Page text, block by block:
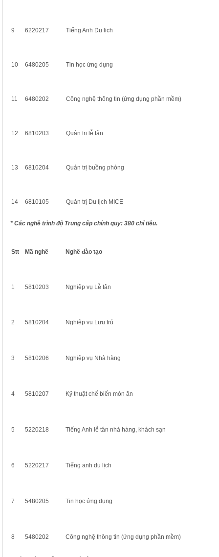
9 6220217 Tiếng Anh Du lịch
10 6480205 Tin học ứng dụng
11 6480202 Công nghệ thông tin (ứng dụng phần mềm)
12 6810203 Quản trị lễ tân
13 6810204 Quản trị buồng phòng
14 6810105 Quản trị Du lịch MICE
* Các nghề trình độ Trung cấp chính quy: 380 chỉ tiêu.
Stt Mã nghề Nghề đào tạo
1 5810203 Nghiệp vụ Lễ tân
2 5810204 Nghiệp vụ Lưu trú
3 5810206 Nghiệp vụ Nhà hàng
4 5810207 Kỹ thuật chế biến món ăn
5 5220218 Tiếng Anh lễ tân nhà hàng, khách sạn
6 5220217 Tiếng anh du lịch
7 5480205 Tin học ứng dụng
8 5480202 Công nghệ thông tin (ứng dụng phần mềm)